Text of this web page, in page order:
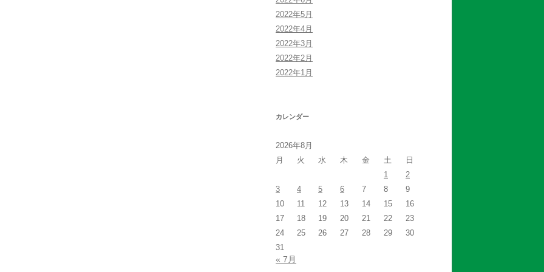
2022年5月
2022年4月
2022年3月
2022年2月
2022年1月
カレンダー
2026年8月
月
火 水 木 金 土
日
1
2
3
4 5 6 7 8
9
10
11 12 13 14 15
16
17
18 19 20 21 22
23
24
25 26 27 28 29
30
31
« 7月